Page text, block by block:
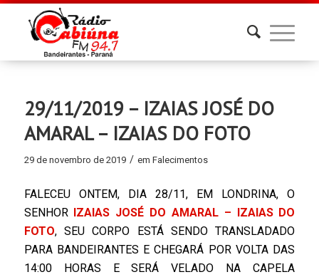
29/11/2019 – IZAIAS JOSÉ DO
AMARAL – IZAIAS DO FOTO
29 de novembro de 2019 / em Falecimentos
FALECEU ONTEM, DIA 28/11, EM LONDRINA, O
SENHOR IZAIAS JOSÉ DO AMARAL – IZAIAS DO
FOTO, SEU CORPO ESTÁ SENDO TRANSLADADO
PARA BANDEIRANTES E CHEGARÁ POR VOLTA DAS
14:00 HORAS E SERÁ VELADO NA CAPELA